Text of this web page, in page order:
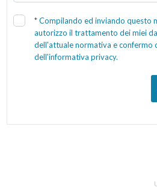
*Compilando ed inviando questo
autorizzo il trattamento dei miei
dell'attuale normativa e confermo
dell'informativa privacy.